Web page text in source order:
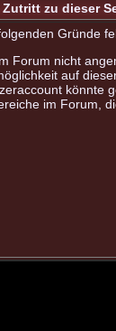
zu dieser
Gründe
Forum nicht
auf
könnte
im Forum,